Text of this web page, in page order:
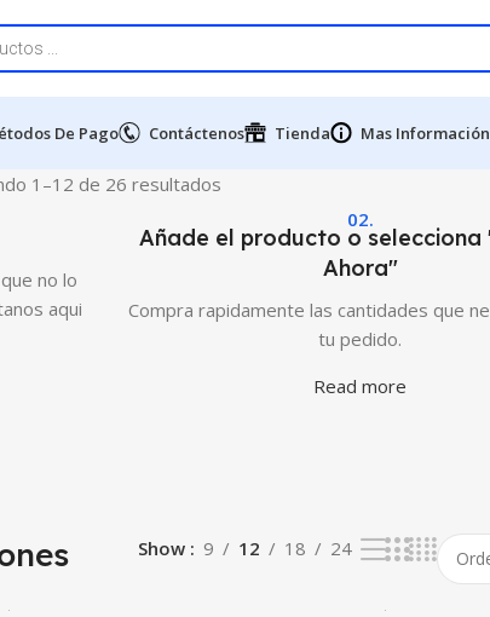
De Pago Contáctenos Tienda Mas Información
1–12 de 26 resultados
no lo
aqui
02.
Añade el producto o selecciona
Ahora"
Compra rapidamente las cantidades que
tu pedido.
Read more
Show 9 12 18 24